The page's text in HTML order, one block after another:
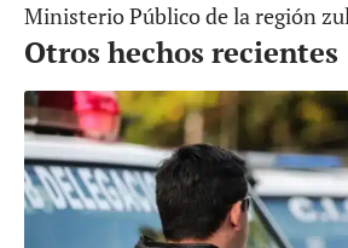
Ministerio Público de la región
Otros hechos recientes